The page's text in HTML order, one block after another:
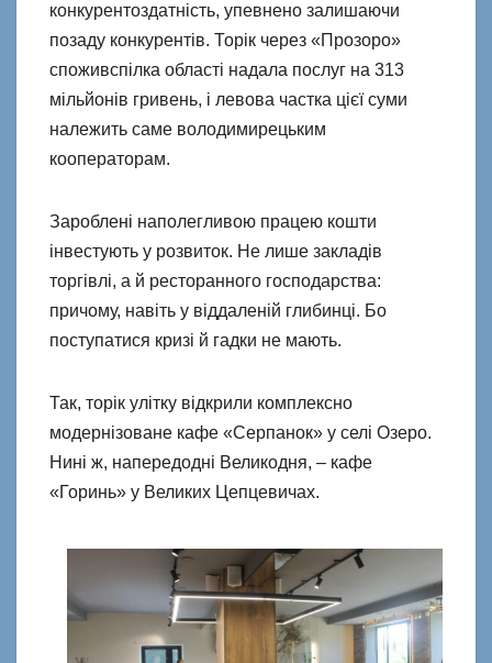
конкурентоздатність, упевнено залишаючи
позаду конкурентів. Торік через «Прозоро»
споживспілка області надала послуг на 313
мільйонів гривень, і левова частка цієї суми
належить саме володимирецьким
кооператорам.
Зароблені наполегливою працею кошти
інвестують у розвиток. Не лише закладів
торгівлі, а й ресторанного господарства:
причому, навіть у віддаленій глибинці. Бо
поступатися кризі й гадки не мають.
Так, торік улітку відкрили комплексно
модернізоване кафе «Серпанок» у селі Озеро.
Нині ж, напередодні Великодня, – кафе
«Горинь» у Великих Цепцевичах.